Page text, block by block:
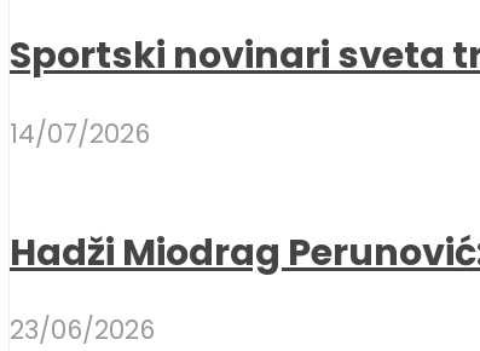
Sportski novinari sveta
14/07/2026
Hadži Miodrag
23/06/2026